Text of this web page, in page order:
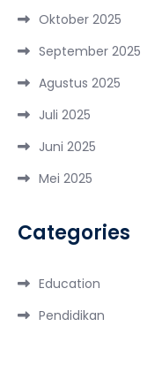
Oktober 2025
September 2025
Agustus 2025
Juli 2025
Juni 2025
Mei 2025
Categories
Education
Pendidikan